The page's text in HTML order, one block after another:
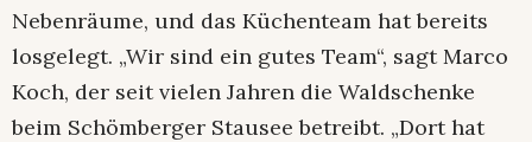
Nebenräume, und das Küchenteam hat bereits
losgelegt. „Wir sind ein gutes Team“, sagt Marco
Koch, der seit vielen Jahren die Waldschenke
beim Schömberger Stausee betreibt. „Dort hat